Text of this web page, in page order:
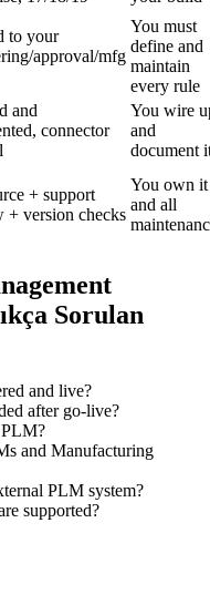
to your
approval/mfg
You must
define and
maintain
every rule
and
connector
You wire
and
document
+ support
+ version checks
You own it
and all
Sorulan
and live?
after go-live?
PLM?
and Manufacturing
PLM system?
supported?